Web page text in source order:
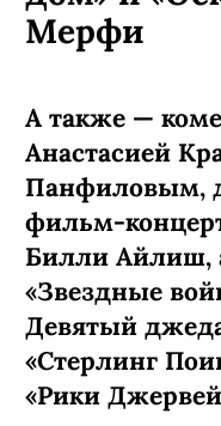
Мерфи
А также —
Анастасией
Панфиловым,
фильм-
Билли Айлиш,
«Звездные
Девятый
«Стерлинг
«Рики